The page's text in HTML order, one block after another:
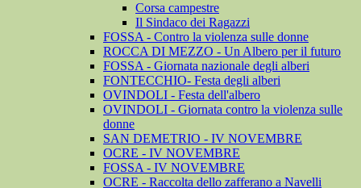
Corsa campestre
Il Sindaco dei Ragazzi
FOSSA - Contro la violenza sulle donne
ROCCA DI MEZZO - Un Albero per il futuro
FOSSA - Giornata nazionale degli alberi
FONTECCHIO- Festa degli alberi
OVINDOLI - Festa dell'albero
OVINDOLI - Giornata contro la violenza sulle
donne
SAN DEMETRIO - IV NOVEMBRE
OCRE - IV NOVEMBRE
FOSSA - IV NOVEMBRE
OCRE - Raccolta dello zafferano a Navelli